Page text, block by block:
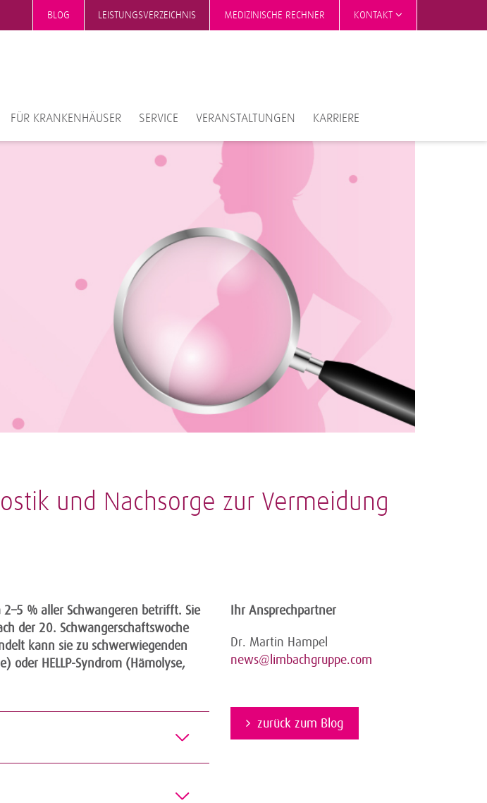
BLOG LEISTUNGSVERZEICHNIS MEDIZINISCHE RECHNER KONTAKT
FÜR KRANKENHÄUSER SERVICE VERANSTALTUNGEN KARRIERE
und Nachsorge zur Vermeidung
% aller Schwangeren betrifft. Sie
der 20. Schwangerschaftswoche
kann sie zu schwerwiegenden
oder HELLP-Syndrom (Hämolyse,
Ihr Ansprechpartner
Dr. Martin Hampel
news@limbachgruppe.com
zurück zum Blog